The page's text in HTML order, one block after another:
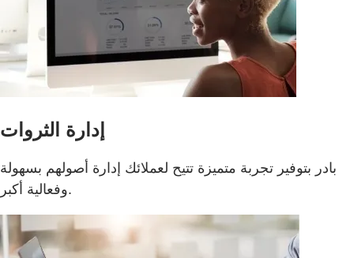
إدارة الثروات
بادر بتوفير تجربة متميزة تتيح لعملائك إدارة أصولهم بسهولة
وفعالية أكبر.